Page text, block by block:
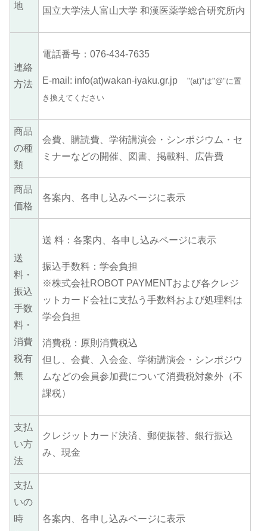
地
国立大学法人富山大学 和漢医薬学総合研究所内
連絡
方法
電話番号：076-434-7635
E-mail: info(at)wakan-iyaku.gr.jp"(at)"は"@"に置
き換えてください
商品
の種
類
会費、購読費、学術講演会・シンポジウム・セ
ミナーなどの開催、図書、掲載料、広告費
商品
価格
各案内、各申し込みページに表示
送
料・
振込
手数
料・
消費
税有
無
送 料：各案内、各申し込みページに表示
振込手数料：学会負担
※株式会社ROBOT PAYMENTおよび各クレジ
ットカード会社に支払う手数料および処理料は
学会負担
消費税：原則消費税込
但し、会費、入会金、学術講演会・シンポジウ
ムなどの会員参加費について消費税対象外（不
課税）
支払
い方
法
クレジットカード決済、郵便振替、銀行振込
み、現金
支払
いの
時
各案内、各申し込みページに表示